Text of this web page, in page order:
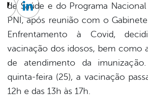
de Saúde e do Programa
PNI, após reunião com o
Enfrentamento à Covid,
vacinação dos idosos, bem como
de atendimento da
quinta-feira (25), a vacinação
12h e das 13h às 17h.
Twitter
Linkedin